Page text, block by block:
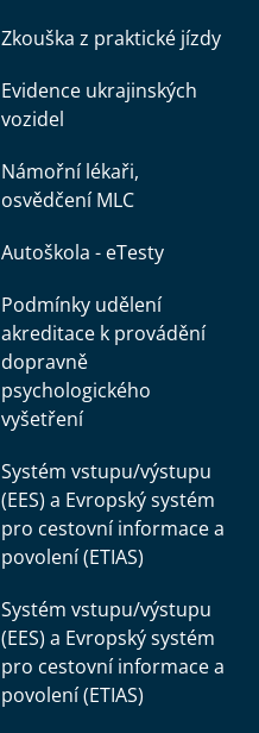
Zkouška z praktické jízdy
Evidence ukrajinských
vozidel
Námořní lékaři,
osvědčení MLC
Autoškola - eTesty
Podmínky udělení
akreditace k provádění
dopravně
psychologického
vyšetření
Systém vstupu/výstupu
(EES) a Evropský systém
pro cestovní informace a
povolení (ETIAS)
Systém vstupu/výstupu
(EES) a Evropský systém
pro cestovní informace a
povolení (ETIAS)